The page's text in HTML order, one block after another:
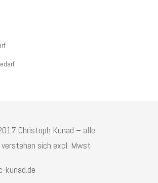
Christoph Kunad – alle
verstehen sich excl. Mwst
kunad.de